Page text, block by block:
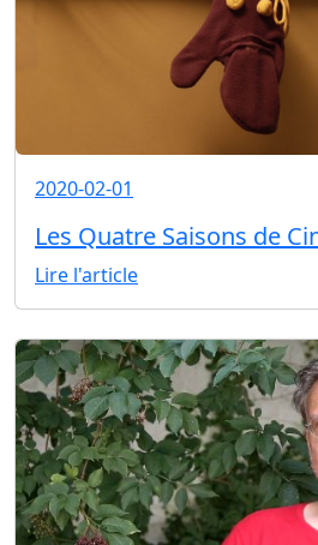
2020-02-01
Les Quatre Saisons de
Lire l'article